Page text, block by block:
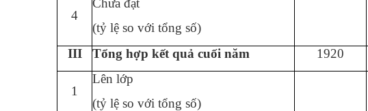
4
(tỷ lệ so với tổng số)
III Tổng hợp kết quả cuối năm 1920
1
Lên lớp
(tỷ lệ so với tổng số)